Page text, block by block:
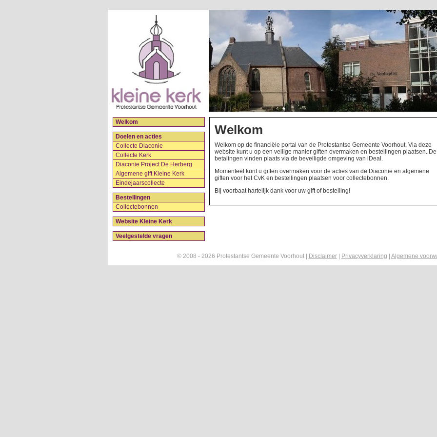
Welkom
Welkom op de financiële portal van de Protestantse Gemeente Voorhout. Via deze
website kunt u op een veilige manier giften overmaken en bestellingen plaatsen. De
betalingen vinden plaats via de beveiligde omgeving van iDeal.
Momenteel kunt u giften overmaken voor de acties van de Diaconie en algemene
giften voor het CvK en bestellingen plaatsen voor collectebonnen.
Bij voorbaat hartelijk dank voor uw gift of bestelling!
Welkom
Doelen en acties
Collecte Diaconie
Collecte Kerk
Diaconie Project De Herberg
Algemene gift Kleine Kerk
Eindejaarscollecte
Bestellingen
Collectebonnen
Website Kleine Kerk
Veelgestelde vragen
© 2008 - 2026 Protestantse Gemeente Voorhout | Disclaimer| Privacyverklaring Algemene